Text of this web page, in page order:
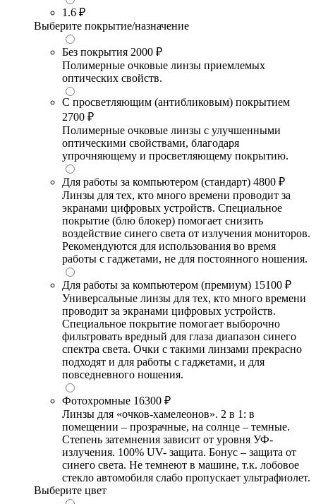
1.6 ₽
Выберите покрытие/назначение
Без покрытия 2000 ₽
Полимерные очковые линзы приемлемых
оптических свойств.
С просветляющим (антибликовым) покрытием
2700 ₽
Полимерные очковые линзы с улучшенными
оптическими свойствами, благодаря
упрочняющему и просветляющему покрытию.
Для работы за компьютером (стандарт) 4800 ₽
Линзы для тех, кто много времени проводит за
экранами цифровых устройств. Специальное
покрытие (блю блокер) помогает снизить
воздействие синего света от излучения мониторов.
Рекомендуются для использования во время
работы с гаджетами, не для постоянного ношения.
Для работы за компьютером (премиум) 15100 ₽
Универсальные линзы для тех, кто много времени
проводит за экранами цифровых устройств.
Специальное покрытие помогает выборочно
фильтровать вредный для глаза диапазон синего
спектра света. Очки с такими линзами прекрасно
подходят и для работы с гаджетами, и для
повседневного ношения.
Фотохромные 16300 ₽
Линзы для «очков-хамелеонов». 2 в 1: в
помещении – прозрачные, на солнце – темные.
Степень затемнения зависит от уровня УФ-
излучения. 100% UV- защита. Бонус – защита от
синего света. Не темнеют в машине, т.к. лобовое
стекло автомобиля слабо пропускает ультрафиолет.
Выберите цвет